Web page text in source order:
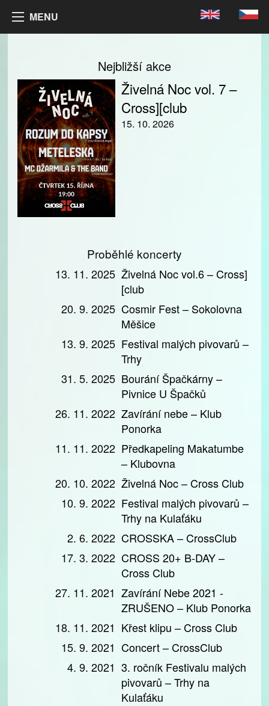
MENU
Nejbližší akce
Živelná Noc vol. 7 –
Cross][club
15. 10. 2026
Proběhlé koncerty
13. 11. 2025 Živelná Noc vol.6 – Cross]
[club
20. 9. 2025 Cosmir Fest – Sokolovna
Měšice
13. 9. 2025 Festival malých pivovarů –
Trhy
31. 5. 2025 Bourání Špačkárny –
Pivnice U Špačků
26. 11. 2022 Zavírání nebe – Klub
Ponorka
11. 11. 2022 Předkapeling Makatumbe
– Klubovna
20. 10. 2022 Živelná Noc – Cross Club
10. 9. 2022 Festival malých pivovarů –
Trhy na Kulaťáku
2. 6. 2022 CROSSKA – CrossClub
17. 3. 2022 CROSS 20+ B-DAY –
Cross Club
27. 11. 2021 Zavírání Nebe 2021 -
ZRUŠENO – Klub Ponorka
18. 11. 2021 Křest klipu – Cross Club
15. 9. 2021 Concert – CrossClub
4. 9. 2021 3. ročník Festivalu malých
pivovarů – Trhy na
Kulaťáku